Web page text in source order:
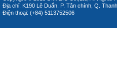
Địa chỉ: K190 Lê Duẩn, P. Tân chính, Q.
Điện thoại: (+84) 5113752506